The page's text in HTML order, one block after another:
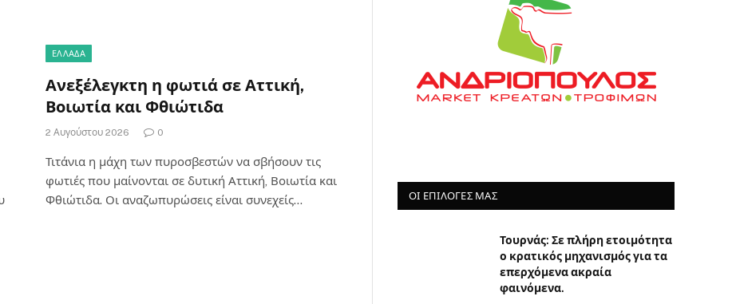
ΕΛΛΑΔΑ
Ανεξέλεγκτη η φωτιά σε Αττική,
Βοιωτία και Φθιώτιδα
2 Αυγούστου 2026 0
Τιτάνια η μάχη των πυροσβεστών να σβήσουν τις
φωτιές που μαίνονται σε δυτική Αττική, Βοιωτία και
Φθιώτιδα. Οι αναζωπυρώσεις είναι συνεχείς…
ΟΙ ΕΠΙΛΟΓΈΣ ΜΑΣ
Τουρνάς: Σε πλήρη ετοιμότητα
ο κρατικός μηχανισμός για τα
επερχόμενα ακραία
φαινόμενα.